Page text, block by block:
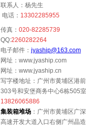
联系人：杨先生
电话： 13302285955
传真： 020-82285739
QQ:2260282264
电子邮件： jyaship@163.com
网址：www.jyaship.com
网址：www.jyaship.cn
写字楼地址：广州市黄埔区港
303号和安堡商务中心6栋505室
13826065886
集装箱堆场 ：广州市黄埔区广
高速开发大道入口右侧广州晶